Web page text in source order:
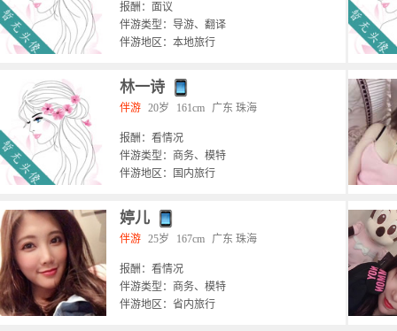
报酬：面议
伴游类型：导游、翻译
伴游地区：本地旅行
林一诗
伴游 20岁 161cm 广东 珠海
报酬：看情况
伴游类型：商务、模特
伴游地区：国内旅行
婷儿
伴游 25岁 167cm 广东 珠海
报酬：看情况
伴游类型：商务、模特
伴游地区：省内旅行